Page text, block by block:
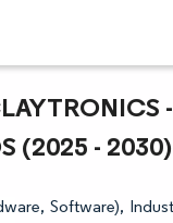
(2025 - 2030)
Software),